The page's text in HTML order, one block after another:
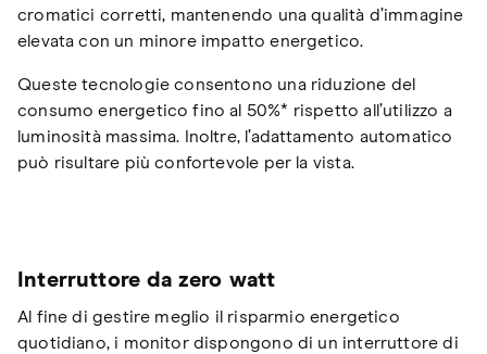
cromatici corretti, mantenendo una qualità d’immagine
elevata con un minore impatto energetico.
Queste tecnologie consentono una riduzione del
consumo energetico fino al 50%* rispetto all’utilizzo a
luminosità massima. Inoltre, l’adattamento automatico
può risultare più confortevole per la vista.
Interruttore da zero watt
Al fine di gestire meglio il risparmio energetico
quotidiano, i monitor dispongono di un interruttore di